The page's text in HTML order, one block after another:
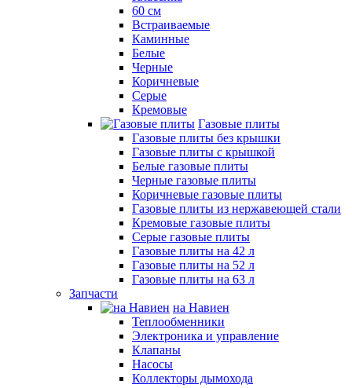
60 см
Встраиваемые
Каминные
Белые
Черные
Коричневые
Серые
Кремовые
Газовые плиты
Газовые плиты без крышки
Газовые плиты с крышкой
Белые газовые плиты
Черные газовые плиты
Коричневые газовые плиты
Газовые плиты из нержавеющей стали
Кремовые газовые плиты
Серые газовые плиты
Газовые плиты на 42 л
Газовые плиты на 52 л
Газовые плиты на 63 л
Запчасти
на Навиен
Теплообменники
Электроника и управление
Клапаны
Насосы
Коллекторы дымохода